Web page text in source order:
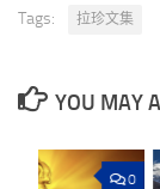
Tags: 拉珍文集
YOU MAY
0